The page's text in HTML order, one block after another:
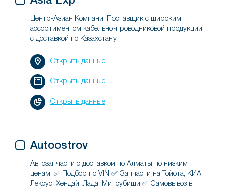
Центр-Азиан Компани. Поставщик с широким
ассортиментом кабельно-проводниковой продукции
с доставкой по Казахстану
Открыть данные
Открыть данные
Открыть данные
Autoostrov
Автозапчасти с доставкой по Алматы по низким
ценам! ✅ Подбор по VIN ✅ Запчасти на Тойота, КИА,
Лексус, Хендай, Лада, Митсубиши ✅ Самовывоз в